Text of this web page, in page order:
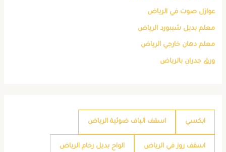
عوازل صوت في الرياض
معلم بديل شيبورد الرياض
معلم دهان خارجي الرياض
ورق جدران بالرياض
ابكسي اسقف الياف ضوئية الرياض
اسقف روز في الرياض الواح بديل رخام الرياض